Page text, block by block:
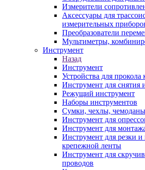
Измерители
Аксессуары для
измерительных
Преобразователи
Мультиметры,
Инструмент
Назад
Инструмент
Устройства для прокола
Инструмент для снятия
Режущий инструмент
Наборы инструментов
Сумки, чехлы,
Инструмент для
Инструмент для
Инструмент для резки и
крепежной ленты
Инструмент для
проводов